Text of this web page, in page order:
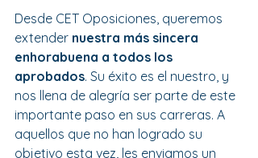
Desde CET Oposiciones, queremos
extender nuestra más sincera
enhorabuena a todos los
aprobados. Su éxito es el nuestro, y
nos llena de alegría ser parte de este
importante paso en sus carreras. A
aquellos que no han logrado su
objetivo esta vez, les enviamos un